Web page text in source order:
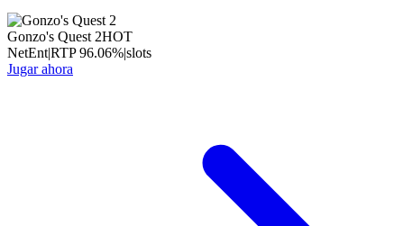
Gonzo's Quest 2HOT
NetEnt|RTP96.06%|slots
Jugar ahora